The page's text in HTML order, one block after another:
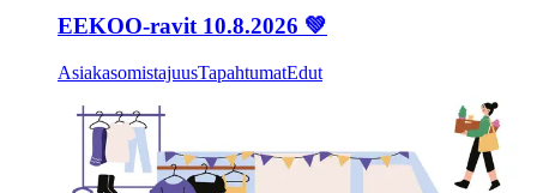
EEKOO-ravit 10.8.2026 💚
AsiakasomistajuusTapahtumatEdut